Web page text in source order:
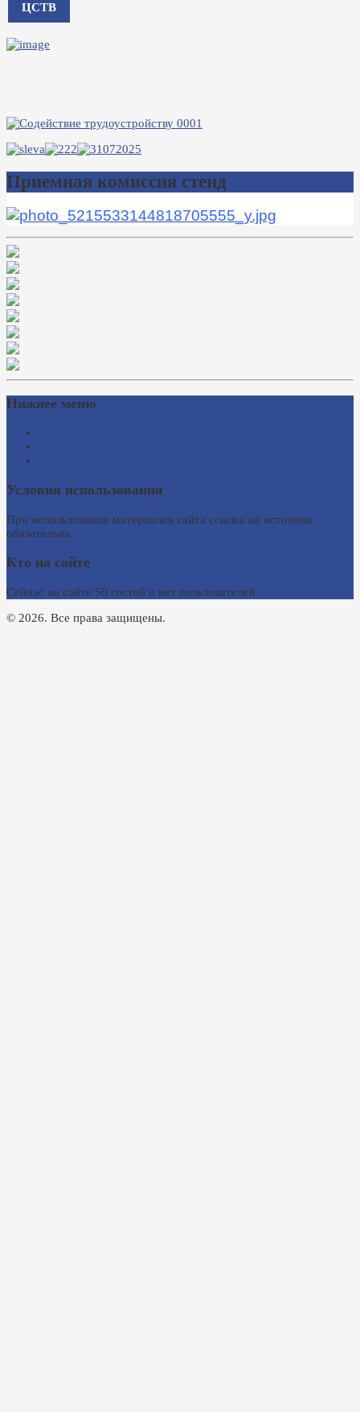
ЦСТВ
Приемная комиссия стенд
Нижнее меню
Условия использования
При использовании материалов сайта ссылка на источник
обязательна.
Кто на сайте
Сейчас на сайте 50 гостей и нет пользователей
© 2026. Все права защищены.